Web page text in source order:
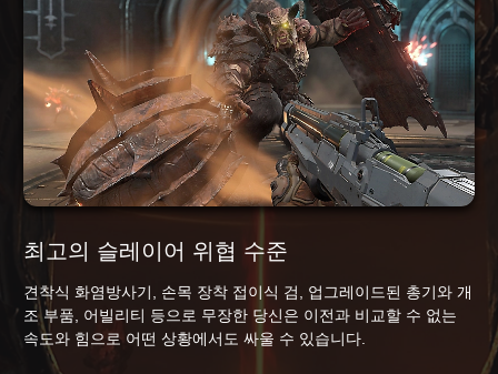
최고의 슬레이어 위협 수준
견착식 화염방사기, 손목 장착 접이식 검, 업그레이드된 총기와 개
조 부품, 어빌리티 등으로 무장한 당신은 이전과 비교할 수 없는
속도와 힘으로 어떤 상황에서도 싸울 수 있습니다.